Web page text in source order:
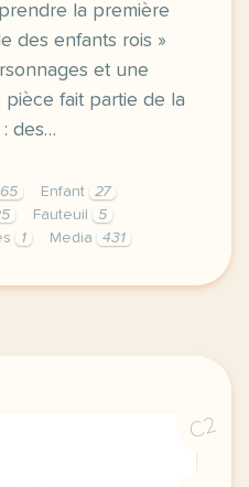
la première
des enfants rois »
et une
pièce fait partie de la
: des…
65 Enfant
27
Fauteuil
5
1 Media 431
un exercice pour
C2